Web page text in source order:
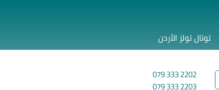
توتال تولز الأردن
079 333 2202
079 333 2203